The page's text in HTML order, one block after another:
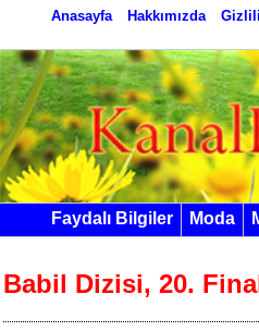
Anasayfa Hakkımızda
Faydalı Bilgiler Moda
Babil Dizisi, 20.